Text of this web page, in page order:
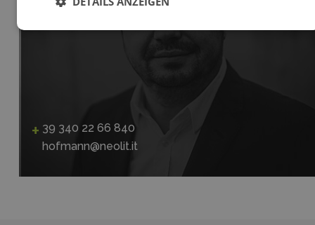
39 340 22 66 840
hofmann@neolit.it